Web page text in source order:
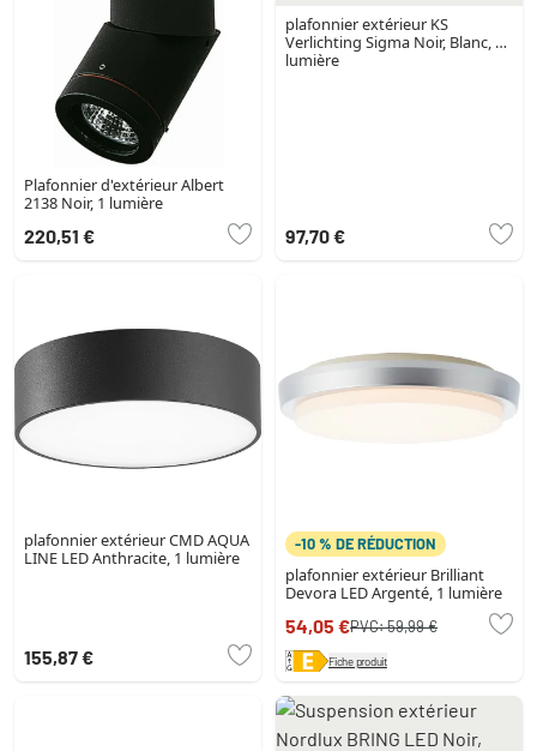
Plafonnier d'extérieur Albert
2138 Noir, 1 lumière
220,51 €
plafonnier extérieur KS
Verlichting Sigma Noir, Blanc, 1
lumière
97,70 €
plafonnier extérieur CMD AQUA
LINE LED Anthracite, 1 lumière
155,87 €
-10 % DE RÉDUCTION
plafonnier extérieur Brilliant
Devora LED Argenté, 1 lumière
54,05 €PVC:59,99 €
Fiche produit